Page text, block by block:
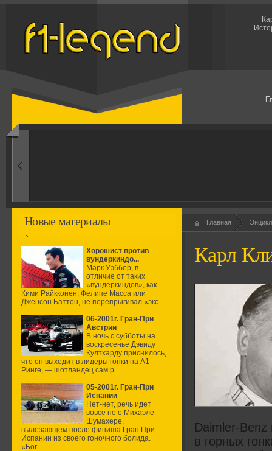
1960-ые
Новые материалы
Хорошист против
вундеркиндо...
Марк Уэббер, в
отличие от таких
«вундеркиндов», как
Кими Райкконен, Фелипе Масса или
Дженсон Баттон, не перепрыгивал «экс...
06-2001г. Гран-При
Австрии
В ночь с субботы на
воскресенье Дэвиду
Култхарду приснилось,
что он выходит в лидеры гонки на А1-
Ринге, — шотландец сам р...
05-2001г. Гран-При
Испании
Нет-нет, речь идет
вовсе не о Михаэле
Шумахере,
вылезающем после финиша Гран При
Испании из своего гоночного болида.
«Бог...
Главная
Карл
Daimler-
в горных